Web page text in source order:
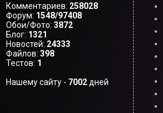
Комментариев: 258028
Форум: 1548/97408
Обои/Фото: 3872
Блог: 1321
Новостей: 24333
Файлов: 398
Тестов: 1
Нашему сайту - 7002 дней